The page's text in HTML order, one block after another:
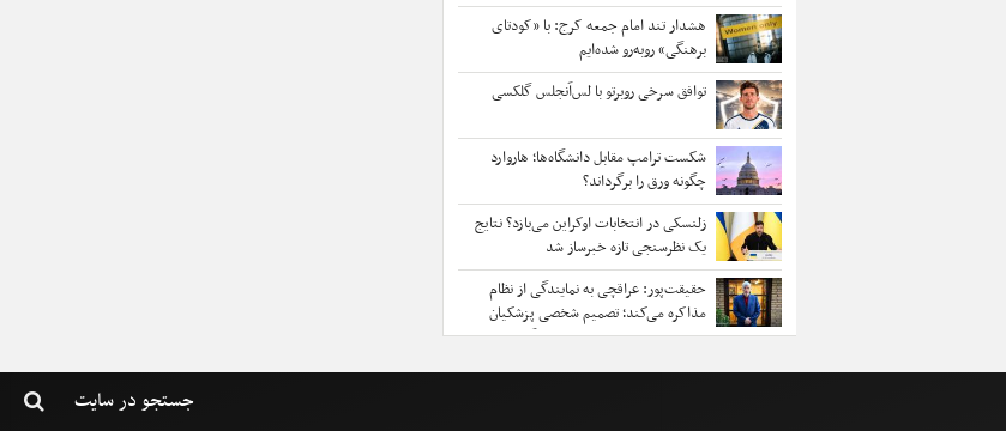
هشدار تند امام جمعه کرج: با «کودتای
برهنگی» روبه‌رو شده‌ایم
توافق سرخی روبرتو با لس‌آنجلس گلکسی
شکست ترامپ مقابل دانشگاه‌ها؛ هاروارد
چگونه ورق را برگرداند؟
زلنسکی در انتخابات اوکراین می‌بازد؟ نتایج
یک نظرسنجی تازه خبرساز شد
حقیقت‌پور: عراقچی به نمایندگی از نظام
مذاکره می‌کند؛ تصمیم شخصی پزشکیان
نیست/ برخی مواضع رهبری را گزینشی